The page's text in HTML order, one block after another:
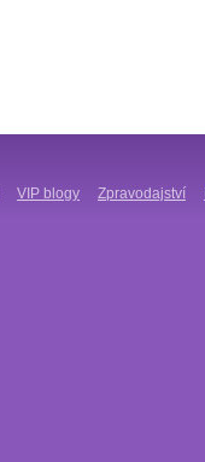
VIP blogy Zpravodajství